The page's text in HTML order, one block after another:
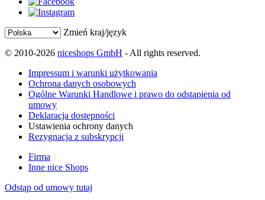
Zmień kraj/język
© 2010-2026 niceshops GmbH - All rights reserved.
Impressum i warunki użytkowania
Ochrona danych osobowych
Ogólne Warunki Handlowe i prawo do odstąpienia od
umowy
Deklaracja dostępności
Ustawienia ochrony danych
Rezygnacja z subskrypcji
Firma
Inne nice Shops
Odstąp od umowy tutaj